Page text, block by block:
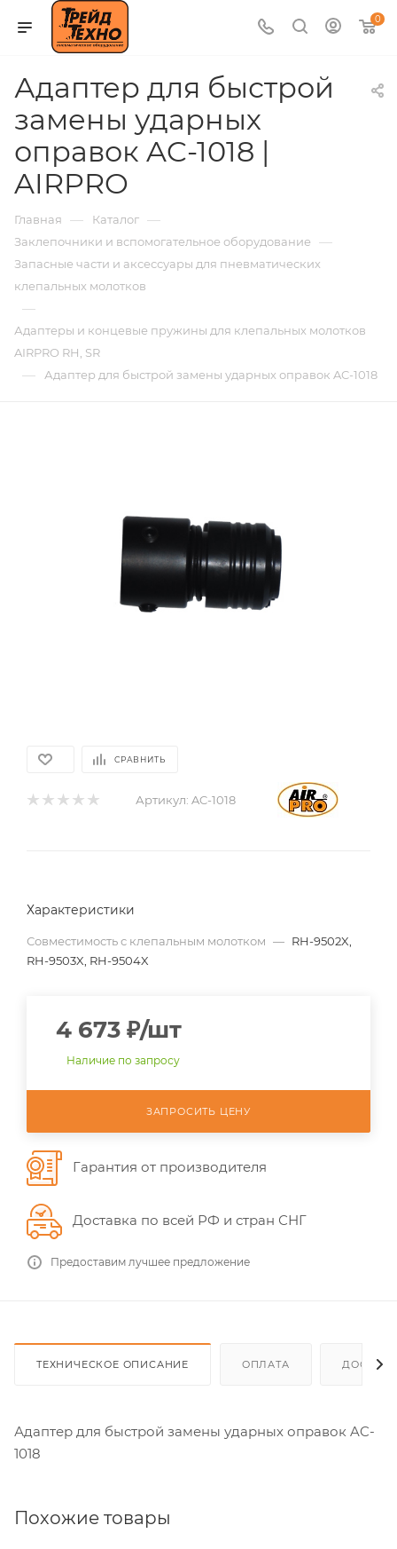
0
Адаптер для быстрой
замены ударных
оправок AC-1018 |
AIRPRO
Главная — Каталог —
Заклепочники и вспомогательное оборудование —
Запасные части и аксессуары для пневматических
клепальных молотков
—
Адаптеры и концевые пружины для клепальных молотков
AIRPRO RH, SR
— Адаптер для быстрой замены ударных оправок AC-1018
СРАВНИТЬ
Артикул: AC-1018
Характеристики
Совместимость с клепальным молотком — RH-9502X,
RH-9503X, RH-9504X
4 673 ₽/шт
Наличие по запросу
ЗАПРОСИТЬ ЦЕНУ
Гарантия от производителя
Доставка по всей РФ и стран СНГ
Предоставим лучшее предложение
ТЕХНИЧЕСКОЕ ОПИСАНИЕ ОПЛАТА
Адаптер для быстрой замены ударных оправок AC-
1018
Похожие товары